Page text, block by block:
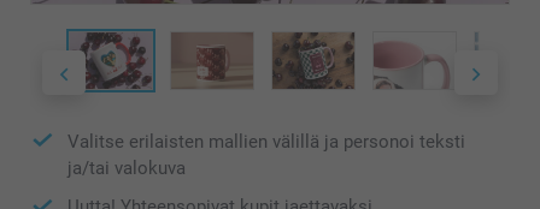
Valitse erilaisten mallien välillä ja personoi teksti
ja/tai valokuva